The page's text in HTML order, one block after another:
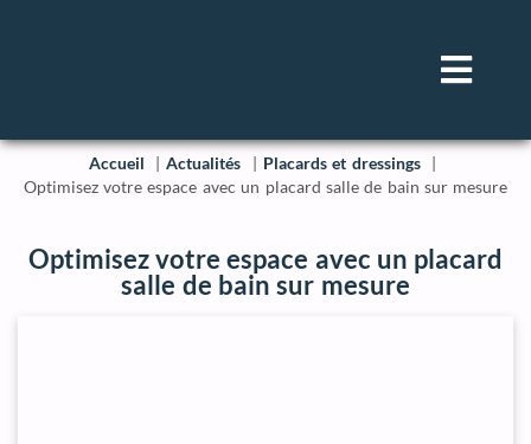
Accueil Actualités
Placards et dressings
Optimisez votre espace avec un placard salle de bain sur mesure
Optimisez votre espace avec un placard
salle de bain sur mesure